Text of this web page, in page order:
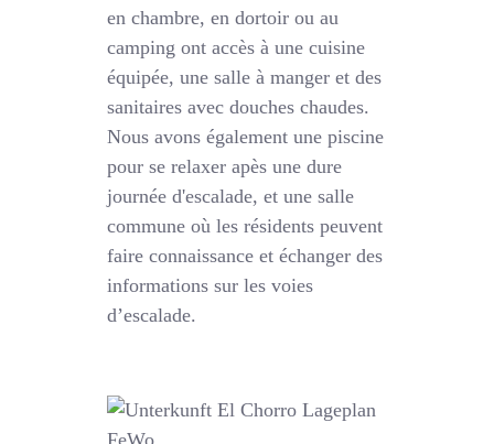
en chambre, en dortoir ou au
camping ont accès à une cuisine
équipée, une salle à manger et des
sanitaires avec douches chaudes.
Nous avons également une piscine
pour se relaxer apès une dure
journée d'escalade, et une salle
commune où les résidents peuvent
faire connaissance et échanger des
informations sur les voies
d’escalade.